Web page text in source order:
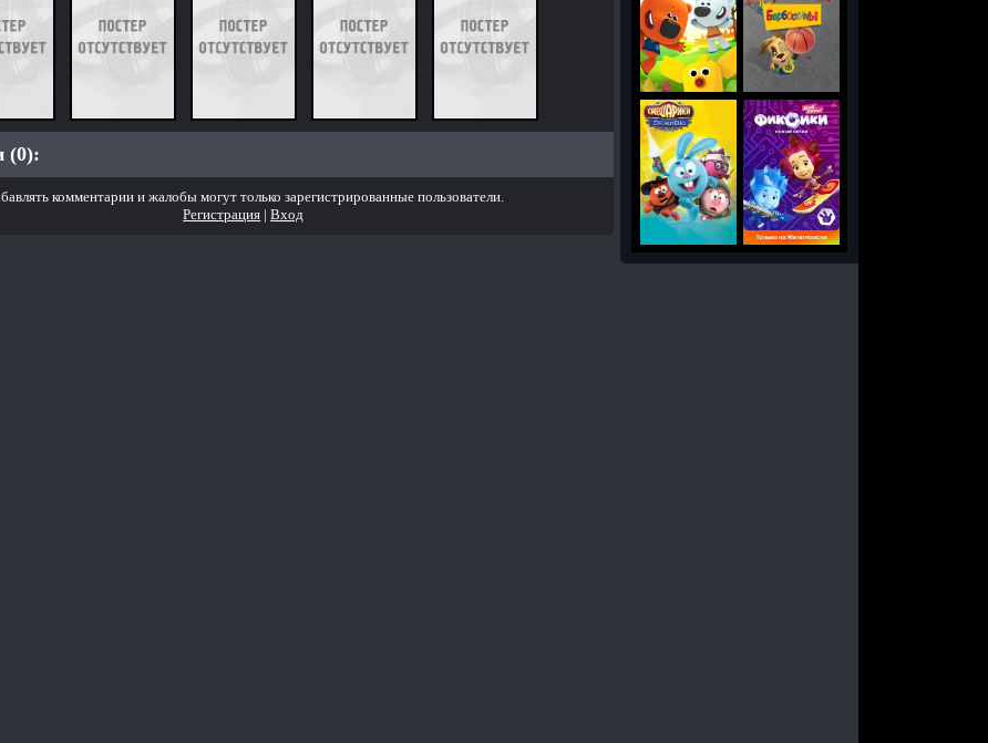
(0):
комментарии и жалобы могут только зарегистрированные пользователи.
Регистрация |Вход